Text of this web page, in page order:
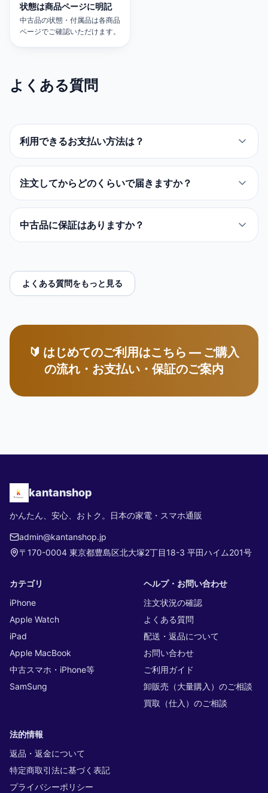
状態は商品ページに明記
中古品の状態・付属品は各商品
ページでご確認いただけます。
よくある質問
利用できるお支払い方法は？
注文してからどのくらいで届きますか？
中古品に保証はありますか？
よくある質問をもっと見る
🔰 はじめてのご利用はこちら — ご購入
の流れ・お支払い・保証のご案内
kantanshop
かんたん、安心、おトク。日本の家電・スマホ通販
admin@kantanshop.jp
〒170-0004 東京都豊島区北大塚2丁目18-3 平田ハイム201号
カテゴリ
iPhone
Apple Watch
iPad
Apple MacBook
中古スマホ・iPhone等
SamSung
ヘルプ・お問い合わせ
注文状況の確認
よくある質問
配送・返品について
お問い合わせ
ご利用ガイド
卸販売（大量購入）のご相談
買取（仕入）のご相談
法的情報
返品・返金について
特定商取引法に基づく表記
プライバシーポリシー